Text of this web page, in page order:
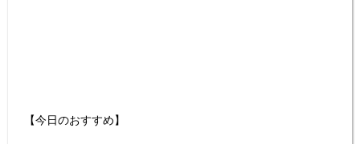
【今日のおすすめ】